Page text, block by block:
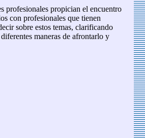
profesionales propician el encuentro
con profesionales que tienen
sobre estos temas, clarificando
maneras de afrontarlo y